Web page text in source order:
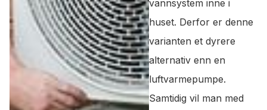
vannsystem inne i
huset. Derfor er denne
varianten et dyrere
alternativ enn en
luftvarmepumpe.
Samtidig vil man med